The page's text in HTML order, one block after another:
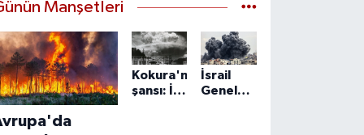
Manşetleri
Kokura'nın
şansı: İki
İsrail
Genelkurmay